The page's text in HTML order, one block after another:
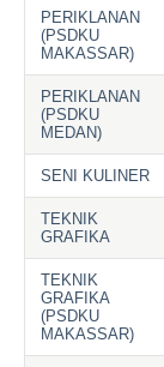
PERIKLANAN
(PSDKU
MAKASSAR)
PERIKLANAN
(PSDKU
MEDAN)
SENI KULINER
TEKNIK
GRAFIKA
TEKNIK
GRAFIKA
(PSDKU
MAKASSAR)